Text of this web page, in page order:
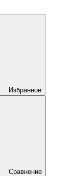
Избранное
Сравнение